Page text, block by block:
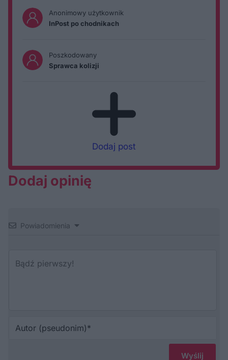
Anonimowy użytkownik
InPost po chodnikach
Poszkodowany
Sprawca kolizji
Dodaj post
Dodaj opinię
Powiadomienia